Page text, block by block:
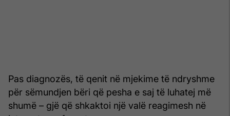
Pas diagnozës, të qenit në mjekime të ndryshme
për sëmundjen bëri që pesha e saj të luhatej më
shumë – gjë që shkaktoi një valë reagimesh në